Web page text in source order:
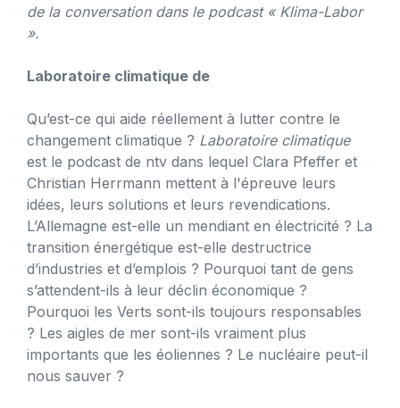
de la conversation dans le podcast « Klima-Labor
».
Laboratoire climatique de
Qu’est-ce qui aide réellement à lutter contre le
changement climatique ? Laboratoire climatique
est le podcast de ntv dans lequel Clara Pfeffer et
Christian Herrmann mettent à l'épreuve leurs
idées, leurs solutions et leurs revendications.
L’Allemagne est-elle un mendiant en électricité ? La
transition énergétique est-elle destructrice
d’industries et d’emplois ? Pourquoi tant de gens
s’attendent-ils à leur déclin économique ?
Pourquoi les Verts sont-ils toujours responsables
? Les aigles de mer sont-ils vraiment plus
importants que les éoliennes ? Le nucléaire peut-il
nous sauver ?